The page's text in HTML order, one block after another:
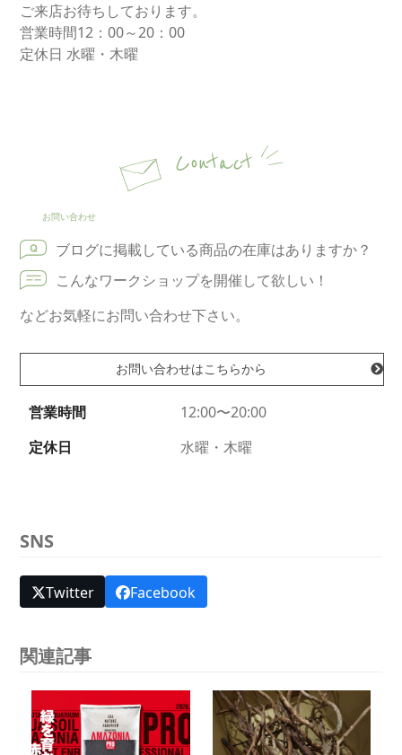
ご来店お待ちしております。
営業時間12：00～20：00
定休日 水曜・木曜
Contact
お問い合わせ
ブログに掲載している商品の在庫はありますか？
こんなワークショップを開催して欲しい！
などお気軽にお問い合わせ下さい。
お問い合わせはこちらから
営業時間
12:00〜20:00
定休日
水曜・木曜
SNS
Twitter Facebook
関連記事